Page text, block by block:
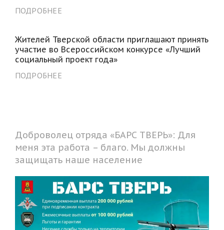
ПОДРОБНЕЕ
Жителей Тверской области приглашают принять
участие во Всероссийском конкурсе «Лучший
социальный проект года»
ПОДРОБНЕЕ
Доброволец отряда «БАРС ТВЕРЬ»: Для
меня эта работа – благо. Мы должны
защищать наше население